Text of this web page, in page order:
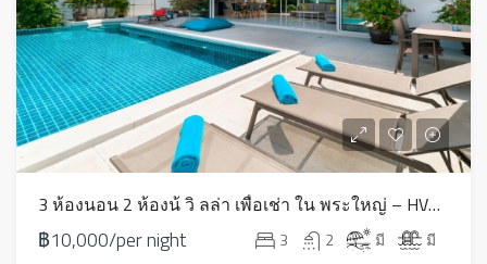
3 ห้องนอน 2 ห้องน้ วิ ลล่า เพื่อเช่า ใน พระใหญ่ – HV0234
฿10,000/per night 3 2 มี มี